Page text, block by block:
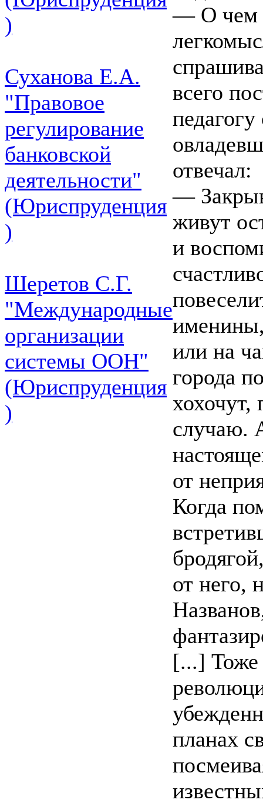
)
Суханова Е.А.
"Правовое
регулирование
банковской
деятельности"
(Юриспруденция
)
Шеретов С.Г.
"Международные
организации
системы ООН"
(Юриспруденция
)
— О чем
всего
отвечал:
—
живут
и
или на
города
хохочут,
случаю.
от
Когда
от него,
[...] Тоже
планах